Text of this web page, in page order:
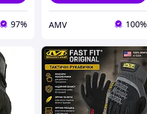
97% AMV 100%